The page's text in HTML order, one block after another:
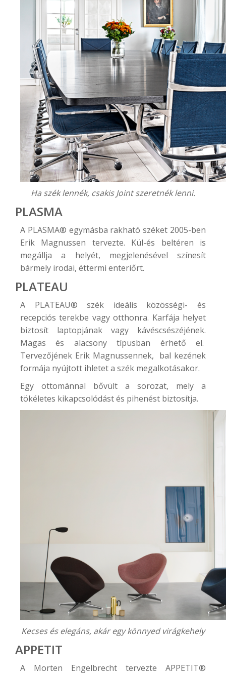
Ha szék lennék, csakis Joint szeretnék lenni.
PLASMA
A PLASMA® egymásba rakható széket 2005-ben
Erik Magnussen tervezte. Kül-és beltéren is
megállja a helyét, megjelenésével színesít
bármely irodai, éttermi enteriőrt.
PLATEAU
A PLATEAU® szék ideális közösségi- és
recepciós terekbe vagy otthonra. Karfája helyet
biztosít laptopjának vagy kávéscsészéjének.
Magas és alacsony típusban érhető el.
Tervezőjének Erik Magnussennek, bal kezének
formája nyújtott ihletet a szék megalkotásakor.
Egy ottománnal bővült a sorozat, mely a
tökéletes kikapcsolódást és pihenést biztosítja.
Kecses és elegáns, akár egy könnyed virágkehely
APPETIT
A Morten Engelbrecht tervezte APPETIT®